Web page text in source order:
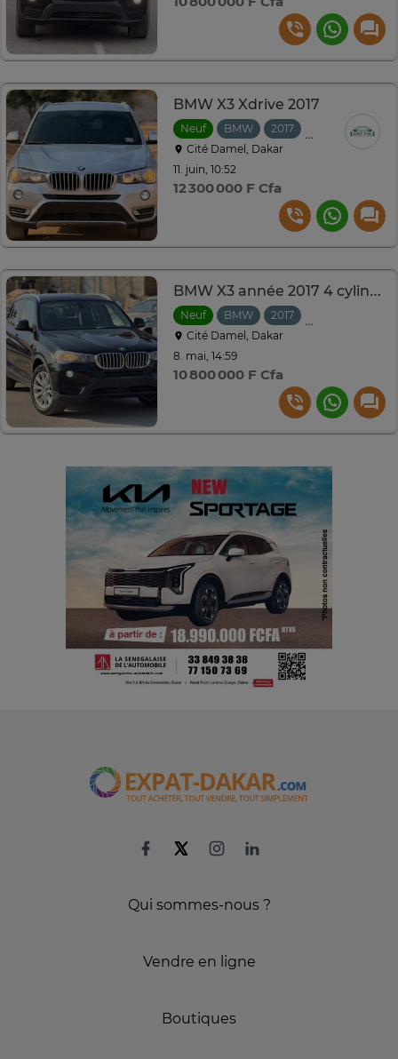
BMW X3 Xdrive 2017
Neuf BMW 2017
Automatique
Cité Damel, Dakar
11. juin, 10:52
12 300 000 F Cfa
BMW X3 année 2017 4 cylindres 2.0 venant
Neuf BMW 2017
Cité Damel, Dakar
8. mai, 14:59
10 800 000 F Cfa
Qui sommes-nous ?
Vendre en ligne
Boutiques